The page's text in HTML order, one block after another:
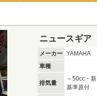
ニュースギア
メーカー YAMAHA
車種
排気量
～50cc・新
基準原付